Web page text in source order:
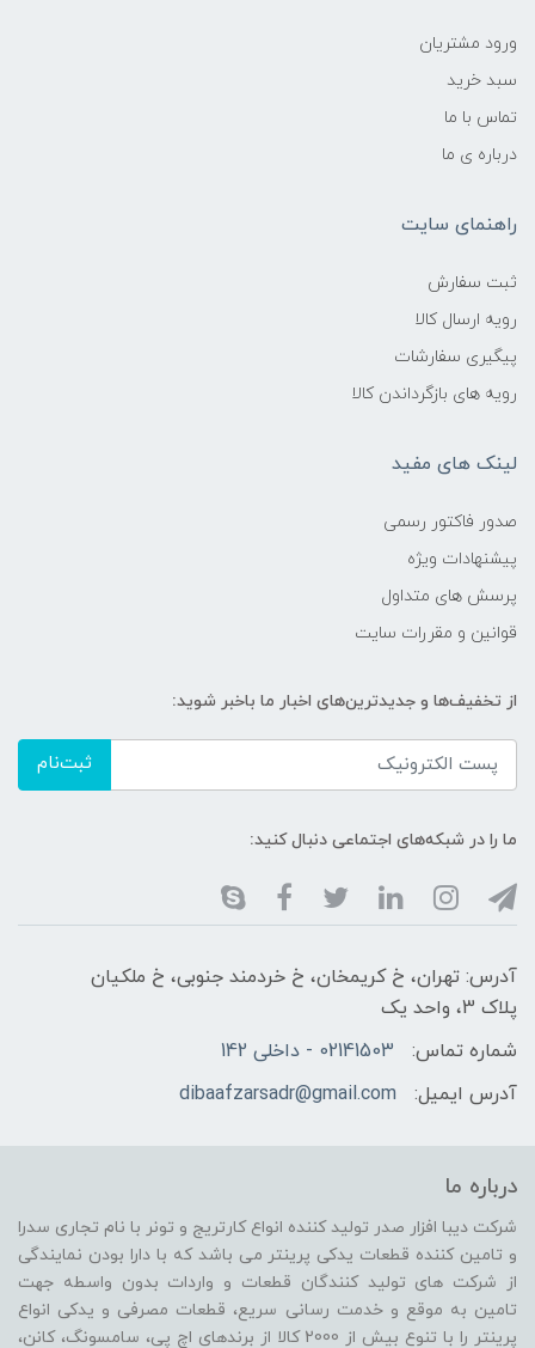
ورود مشتریان
سبد خرید
تماس با ما
درباره ی ما
راهنمای سایت
ثبت سفارش
رویه ارسال کالا
پیگیری سفارشات
رویه های بازگرداندن کالا
لینک های مفید
صدور فاکتور رسمی
پیشنهادات ویژه
پرسش های متداول
قوانین و مقررات سایت
از تخفیف‌ها و جدیدترین‌های اخبار ما باخبر شوید:
ثبت‌نام
ما را در شبکه‌های اجتماعی دنبال کنید:
آدرس: تهران، خ کریمخان، خ خردمند جنوبی، خ ملکیان
پلاک 3، واحد یک
شماره تماس:
02141503 - داخلی 142
آدرس ایمیل:
dibaafzarsadr@gmail.com
درباره ما
شرکت دیبا افزار صدر تولید کننده انواع کارتریج و تونر با نام تجاری سدرا
و تامین کننده قطعات یدکی پرینتر می باشد که با دارا بودن نمایندگی
از شرکت های تولید کنندگان قطعات و واردات بدون واسطه جهت
تامین به موقع و خدمت رسانی سریع، قطعات مصرفی و یدکی انواع
پرینتر را با تنوع بیش از 2000 کالا از برندهای اچ پی، سامسونگ، کانن،